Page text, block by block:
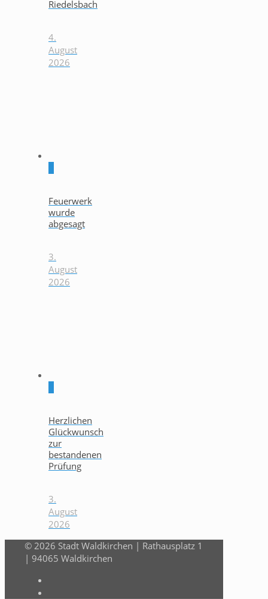
Riedelsbach
4.
August
2026
Feuerwerk
wurde
abgesagt
3.
August
2026
Herzlichen
Glückwunsch
zur
bestandenen
Prüfung
3.
August
2026
© 2026 Stadt Waldkirchen | Rathausplatz 1
| 94065 Waldkirchen